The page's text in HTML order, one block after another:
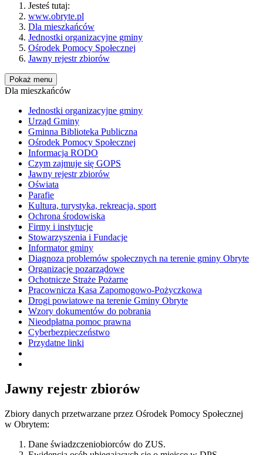
Jesteś tutaj:
www.obryte.pl
Dla mieszkańców
Jednostki organizacyjne gminy
Ośrodek Pomocy Społecznej
Jawny rejestr zbiorów
Pokaż menu
Dla mieszkańców
Jednostki organizacyjne gminy
Urząd Gminy
Gminna Biblioteka Publiczna
Ośrodek Pomocy Społecznej
Informacja RODO
Czym zajmuje się GOPS
Jawny rejestr zbiorów
Oświata
Parafie
Kultura, turystyka, rekreacja, sport
Ochrona środowiska
Firmy i instytucje
Stowarzyszenia i Fundacje
Informator gminy
Diagnoza problemów społecznych na terenie gminy Obryte
Organizacje pozarządowe
Ochotnicze Straże Pożarne
Pracownicza Kasa Zapomogowo-Pożyczkowa
Drogi powiatowe na terenie Gminy Obryte
Wzory dokumentów do pobrania
Nieodpłatna pomoc prawna
Cyberbezpieczeństwo
Przydatne linki
Jawny rejestr zbiorów
Zbiory danych przetwarzane przez Ośrodek Pomocy Społecznej
w Obrytem:
Dane świadzczeniobiorców do ZUS.